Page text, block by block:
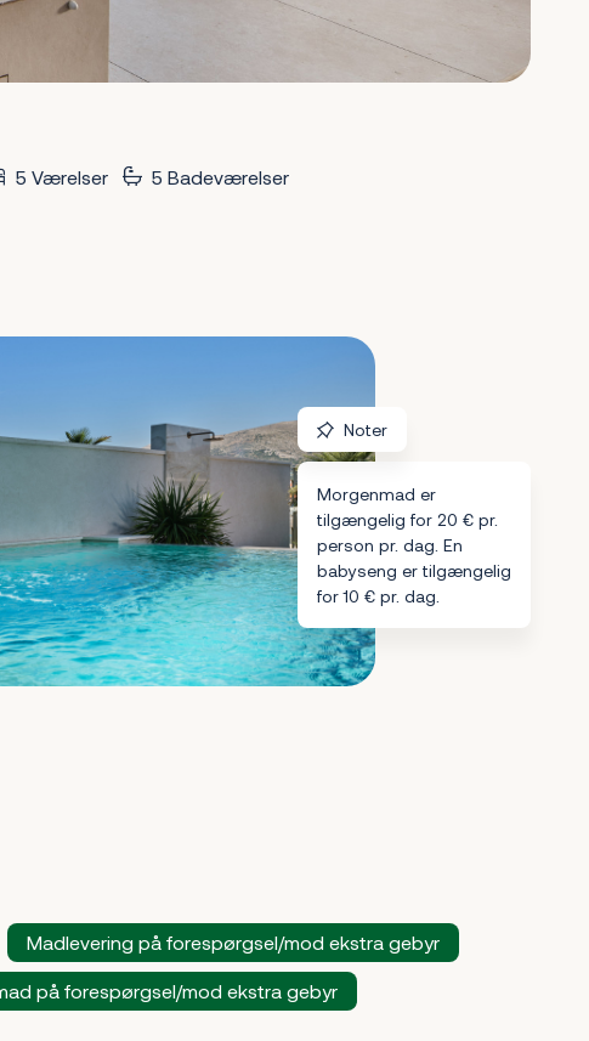
5 Værelser 5 Badeværelser
Noter
Morgenmad er
tilgængelig for 20 € pr.
person pr. dag. En
babyseng er tilgængelig
for 10 € pr. dag.
Madlevering på forespørgsel/mod ekstra gebyr
på forespørgsel/mod ekstra gebyr